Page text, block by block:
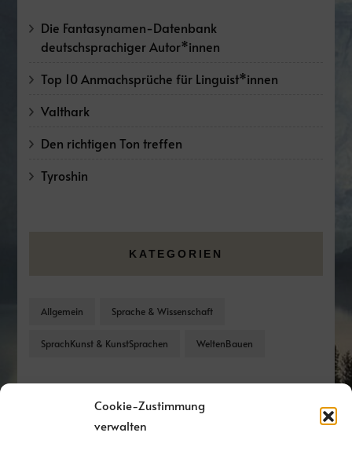
Cookie-Zustimmung
verwalten
Die Fantasynamen-Datenbank
deutschsprachiger Autor*innen
Top 10 Anmachsprüche für Linguist*innen
Valthark
Den richtigen Ton treffen
Tyroshin
KATEGORIEN
Allgemein Sprache & Wissenschaft
SprachKunst & KunstSprachen WeltenBauen
UNTERSTÜTZE MICH AUF KO-FI